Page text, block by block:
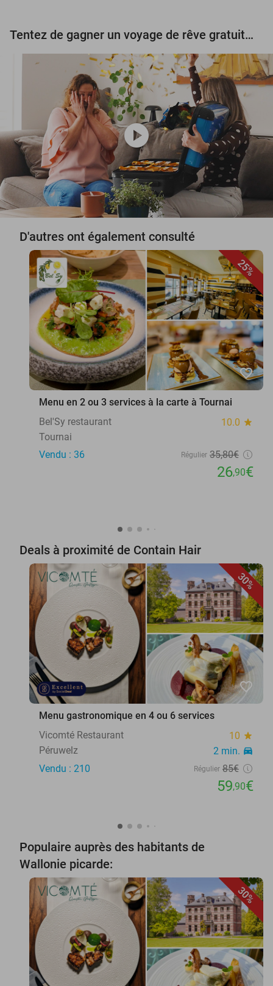
Tentez de gagner un voyage de rêve gratuit d'une valeur de 3.000 € !
play_circle
D'autres ont également consulté
25%
favorite_border
Menu en 2 ou 3 services à la carte à Tournai
Bel'Sy restaurant
10.0 star
Tournai
Vendu : 36
Régulier 35,80€
26,90€
Deals à proximité de Contain Hair
30%
favorite_border
Menu gastronomique en 4 ou 6 services
Vicomté Restaurant
10 star
Péruwelz 2 min. directions_car
Vendu : 210 Régulier 85€
59,90€
Populaire auprès des habitants de
Wallonie picarde:
30%